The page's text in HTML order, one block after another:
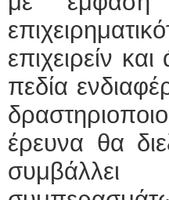
επιχειρείν
πεδία
έρευνα θα